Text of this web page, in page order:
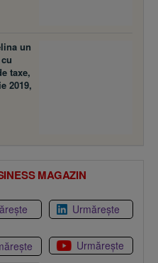
un
taxe,
2019,
MAGAZIN
Urmărește
Urmărește